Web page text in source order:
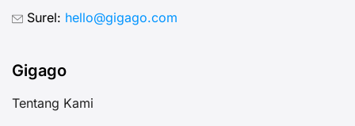
Surel: hello@gigago.com
Gigago
Tentang Kami